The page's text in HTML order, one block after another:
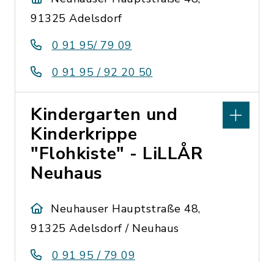
91325 Adelsdorf
0 91 95/ 79 09
0 91 95 / 92 20 50
Kindergarten und
Kinderkrippe
"Flohkiste" - LiLLÅR
Neuhaus
Neuhauser Hauptstraße 48,
91325 Adelsdorf / Neuhaus
0 91 95 / 79 09